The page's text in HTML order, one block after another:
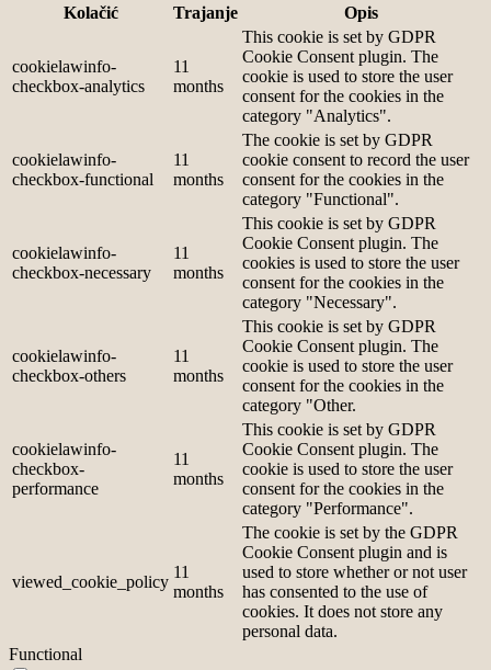
Kolačić
Trajanje Opis
cookielawinfo-
checkbox-analytics
11
months
This cookie is set by GDPR
Cookie Consent plugin. The
cookie is used to store the user
consent for the cookies in the
category "Analytics".
cookielawinfo-
checkbox-functional
11
months
The cookie is set by GDPR
cookie consent to record the user
consent for the cookies in the
category "Functional".
cookielawinfo-
checkbox-necessary
11
months
This cookie is set by GDPR
Cookie Consent plugin. The
cookies is used to store the user
consent for the cookies in the
category "Necessary".
cookielawinfo-
checkbox-others
11
months
This cookie is set by GDPR
Cookie Consent plugin. The
cookie is used to store the user
consent for the cookies in the
category "Other.
cookielawinfo-
checkbox-
performance
11
months
This cookie is set by GDPR
Cookie Consent plugin. The
cookie is used to store the user
consent for the cookies in the
category "Performance".
viewed_cookie_policy
11
months
The cookie is set by the GDPR
Cookie Consent plugin and is
used to store whether or not user
has consented to the use of
cookies. It does not store any
personal data.
Functional